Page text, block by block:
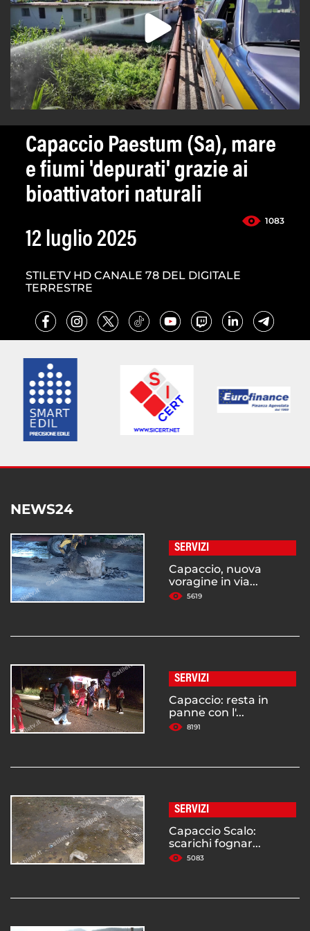
Capaccio Paestum (Sa), mare
e fiumi 'depurati' grazie ai
bioattivatori naturali
1083
12 luglio 2025
STILETV HD CANALE 78 DEL DIGITALE
TERRESTRE
NEWS24
SERVIZI
Capaccio, nuova
voragine in via...
5619
SERVIZI
Capaccio: resta in
panne con l'...
8191
SERVIZI
Capaccio Scalo:
scarichi fognar...
5083